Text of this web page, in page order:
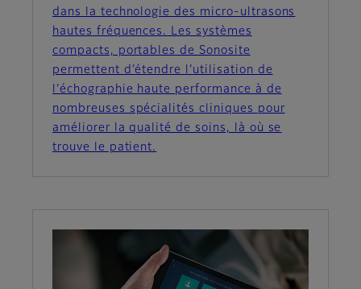
dans la technologie des micro-ultrasons
hautes fréquences. Les systèmes
compacts, portables de Sonosite
permettent d’étendre l’utilisation de
l’échographie haute performance à de
nombreuses spécialités cliniques pour
améliorer la qualité de soins, là où se
trouve le patient.